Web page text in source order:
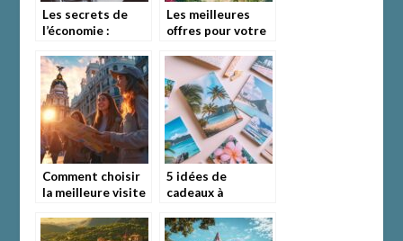
Les secrets de
l’économie :
économiser sur la
location de
voiture
Les meilleures
offres pour votre
Domingue:
Découvrez les
incontournables
Comment choisir
la meilleure visite
Madrid ?
5 idées de
cadeaux à
plus belles photos